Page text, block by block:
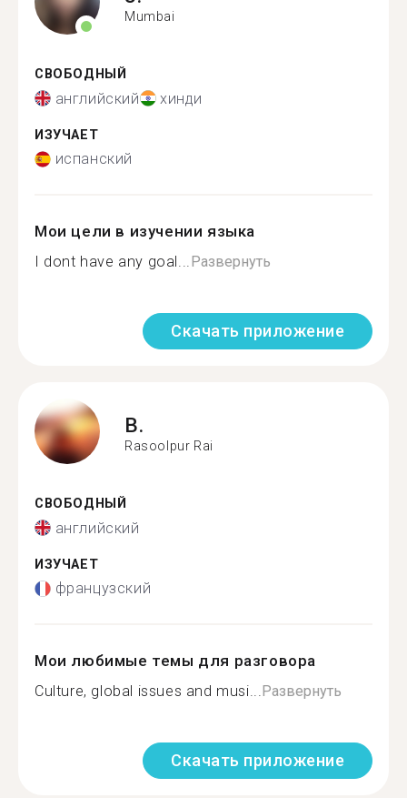
Mumbai
СВОБОДНЫЙ
английский хинди
ИЗУЧАЕТ
испанский
Мои цели в изучении языка
I dont have any goal...Развернуть
Скачать приложение
B.
Rasoolpur Rai
СВОБОДНЫЙ
английский
ИЗУЧАЕТ
французский
Мои любимые темы для разговора
Culture, global issues and musi...Развернуть
Скачать приложение